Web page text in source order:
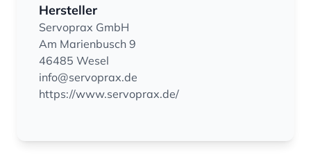
Hersteller
Servoprax GmbH
Am Marienbusch 9
46485 Wesel
info@servoprax.de
https://www.servoprax.de/